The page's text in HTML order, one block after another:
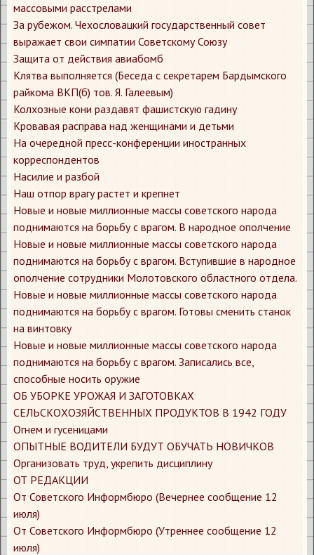
массовыми расстрелами
За рубежом. Чехословацкий государственный совет
выражает свои симпатии Советскому Союзу
Защита от действия авиабомб
Клятва выполняется (Беседа с секретарем Бардымского
райкома ВКП(б) тов. Я. Галеевым)
Колхозные кони раздавят фашистскую гадину
Кровавая расправа над женщинами и детьми
На очередной пресс-конференции иностранных
корреспондентов
Насилие и разбой
Наш отпор врагу растет и крепнет
Новые и новые миллионные массы советского народа
поднимаются на борьбу с врагом. В народное ополчение
Новые и новые миллионные массы советского народа
поднимаются на борьбу с врагом. Вступившие в народное
ополчение сотрудники Молотовского областного отдела.
Новые и новые миллионные массы советского народа
поднимаются на борьбу с врагом. Готовы сменить станок
на винтовку
Новые и новые миллионные массы советского народа
поднимаются на борьбу с врагом. Записались все,
способные носить оружие
ОБ УБОРКЕ УРОЖАЯ И ЗАГОТОВКАХ
СЕЛЬСКОХОЗЯЙСТВЕННЫХ ПРОДУКТОВ В 1942 ГОДУ
Огнем и гусеницами
ОПЫТНЫЕ ВОДИТЕЛИ БУДУТ ОБУЧАТЬ НОВИЧКОВ
Организовать труд, укрепить дисциплину
ОТ РЕДАКЦИИ
От Советского Информбюро (Вечернее сообщение 12
июля)
От Советского Информбюро (Утреннее сообщение 12
июля)